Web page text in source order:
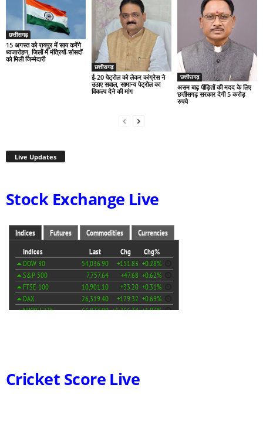
छत्तीसगढ़
15 अगस्त को रायपुर में साय करेंगे
ध्वजारोहण, जिलों में मंत्रियों-सांसदों
को मिली जिम्मेदारी
छत्तीसगढ़
ई-20 पेट्रोल को लेकर कांग्रेस ने
उठाए सवाल, सामान्य पेट्रोल का
विकल्प देने की मांग
छत्तीसगढ़
असम बाढ़ पीड़ितों की मदद के लिए
छत्तीसगढ़ सरकार देगी 5 करोड़
रुपये
Live Updates
Stock Exchange Live
Cricket Score Live